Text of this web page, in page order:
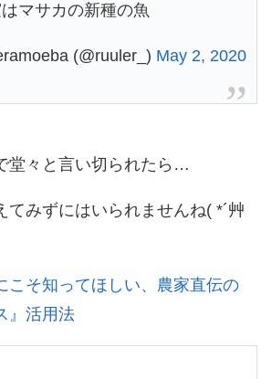
マサカの新種の魚
(@ruuler_) May 2, 2020
堂々と言い切られたら…
てみずにはいられませんね( *´艸
こそ知ってほしい、農家直伝の
』活用法